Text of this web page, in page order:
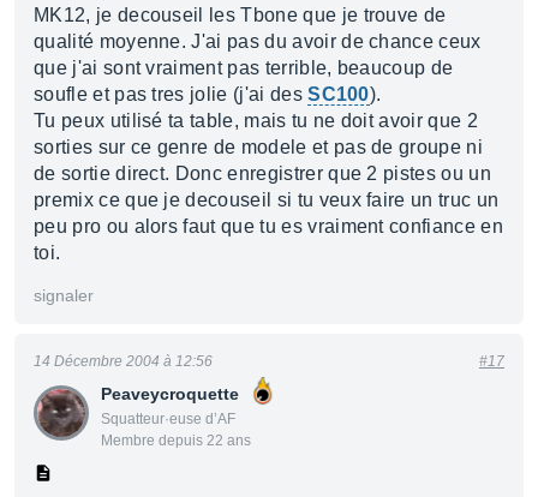
MK12, je decouseil les Tbone que je trouve de
qualité moyenne. J'ai pas du avoir de chance ceux
que j'ai sont vraiment pas terrible, beaucoup de
soufle et pas tres jolie (j'ai desSC100).
Tu peux utilisé ta table, mais tu ne doit avoir que 2
sorties sur ce genre de modele et pas de groupe ni
de sortie direct. Donc enregistrer que 2 pistes ou un
premix ce que je decouseil si tu veux faire un truc un
peu pro ou alors faut que tu es vraiment confiance en
toi.
signaler
Peaveycroquette
Squatteur·euse d’AF
Membre depuis 22 ans
14 Décembre 2004 à 12:56 #17